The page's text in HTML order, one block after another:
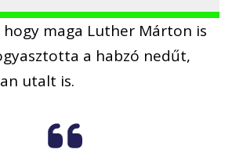
hogy maga Luther Márton is
a habzó nedűt,
utalt is.